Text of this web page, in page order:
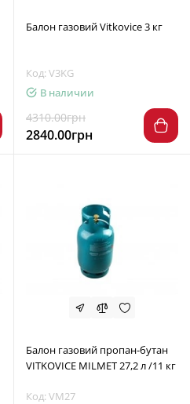
Балон газовий Vitkovice 3 кг
Код: V3KG
В наличии
4310.00грн
2840.00грн
Балон газовий пропан-бутан
VITKOVICE MILMET 27,2 л /11 кг
Код: VM27